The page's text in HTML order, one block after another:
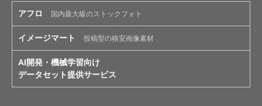
アフロ 国内最大級のストックフォト
イメージマート 投稿型の格安画像素材
AI開発・機械学習向け
データセット提供サービス